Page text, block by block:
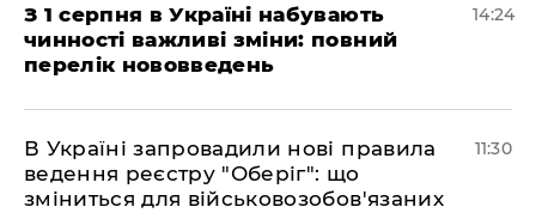
З 1 серпня в Україні набувають
чинності важливі зміни: повний
перелік нововведень
14:24
В Україні запровадили нові правила
ведення реєстру "Оберіг": що
зміниться для військовозобов'язаних
11:30